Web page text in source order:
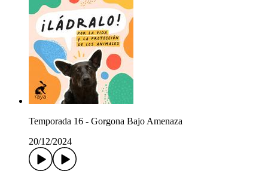
Temporada 16 - Gorgona Bajo Amenaza
20/12/2024